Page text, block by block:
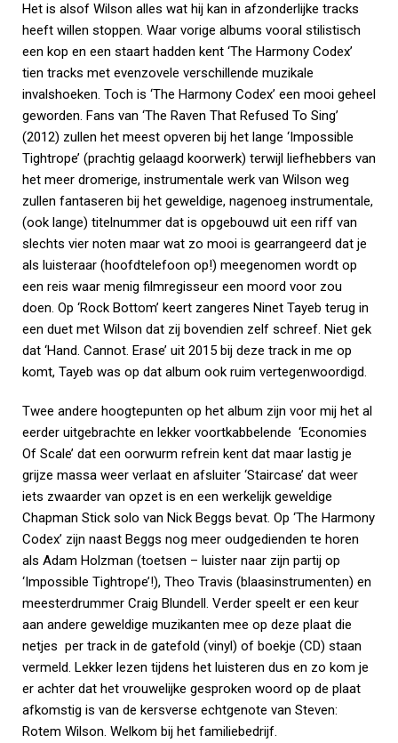
Het is alsof Wilson alles wat hij kan in afzonderlijke tracks
heeft willen stoppen. Waar vorige albums vooral stilistisch
een kop en een staart hadden kent ‘The Harmony Codex’
tien tracks met evenzovele verschillende muzikale
invalshoeken. Toch is ‘The Harmony Codex’ een mooi geheel
geworden. Fans van ‘The Raven That Refused To Sing’
(2012) zullen het meest opveren bij het lange ‘Impossible
Tightrope’ (prachtig gelaagd koorwerk) terwijl liefhebbers van
het meer dromerige, instrumentale werk van Wilson weg
zullen fantaseren bij het geweldige, nagenoeg instrumentale,
(ook lange) titelnummer dat is opgebouwd uit een riff van
slechts vier noten maar wat zo mooi is gearrangeerd dat je
als luisteraar (hoofdtelefoon op!) meegenomen wordt op
een reis waar menig filmregisseur een moord voor zou
doen. Op ‘Rock Bottom’ keert zangeres Ninet Tayeb terug in
een duet met Wilson dat zij bovendien zelf schreef. Niet gek
dat ‘Hand. Cannot. Erase’ uit 2015 bij deze track in me op
komt, Tayeb was op dat album ook ruim vertegenwoordigd.
Twee andere hoogtepunten op het album zijn voor mij het al
eerder uitgebrachte en lekker voortkabbelende ‘Economies
Of Scale’ dat een oorwurm refrein kent dat maar lastig je
grijze massa weer verlaat en afsluiter ‘Staircase’ dat weer
iets zwaarder van opzet is en een werkelijk geweldige
Chapman Stick solo van Nick Beggs bevat. Op ‘The Harmony
Codex’ zijn naast Beggs nog meer oudgedienden te horen
als Adam Holzman (toetsen – luister naar zijn partij op
‘Impossible Tightrope’!), Theo Travis (blaasinstrumenten) en
meesterdrummer Craig Blundell. Verder speelt er een keur
aan andere geweldige muzikanten mee op deze plaat die
netjes per track in de gatefold (vinyl) of boekje (CD) staan
vermeld. Lekker lezen tijdens het luisteren dus en zo kom je
er achter dat het vrouwelijke gesproken woord op de plaat
afkomstig is van de kersverse echtgenote van Steven:
Rotem Wilson. Welkom bij het familiebedrijf.